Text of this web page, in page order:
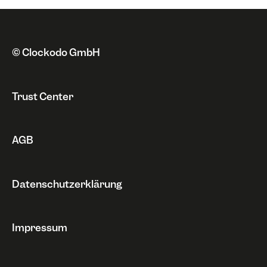
Integrationen
Rechnungen
Sonstiges
© Clockodo GmbH
Trust Center
AGB
Datenschutzerklärung
Impressum